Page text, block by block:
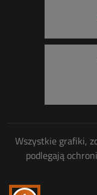
Wszystkie grafiki,
podlegają